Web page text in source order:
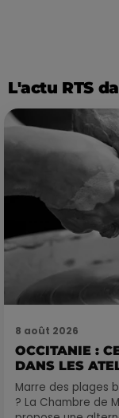
L'actu RTS
8 août 2026
OCCITANIE :
DANS LES
Marre des plages
? La Chambre de